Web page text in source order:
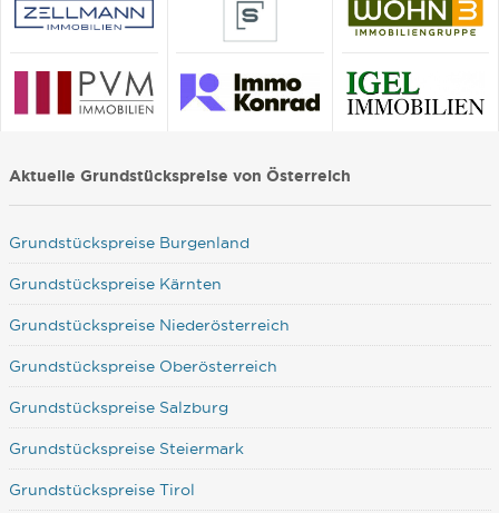
Aktuelle Grundstückspreise von Österreich
Grundstückspreise Burgenland
Grundstückspreise Kärnten
Grundstückspreise Niederösterreich
Grundstückspreise Oberösterreich
Grundstückspreise Salzburg
Grundstückspreise Steiermark
Grundstückspreise Tirol